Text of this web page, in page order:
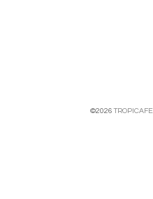
©2026TROPICAFE